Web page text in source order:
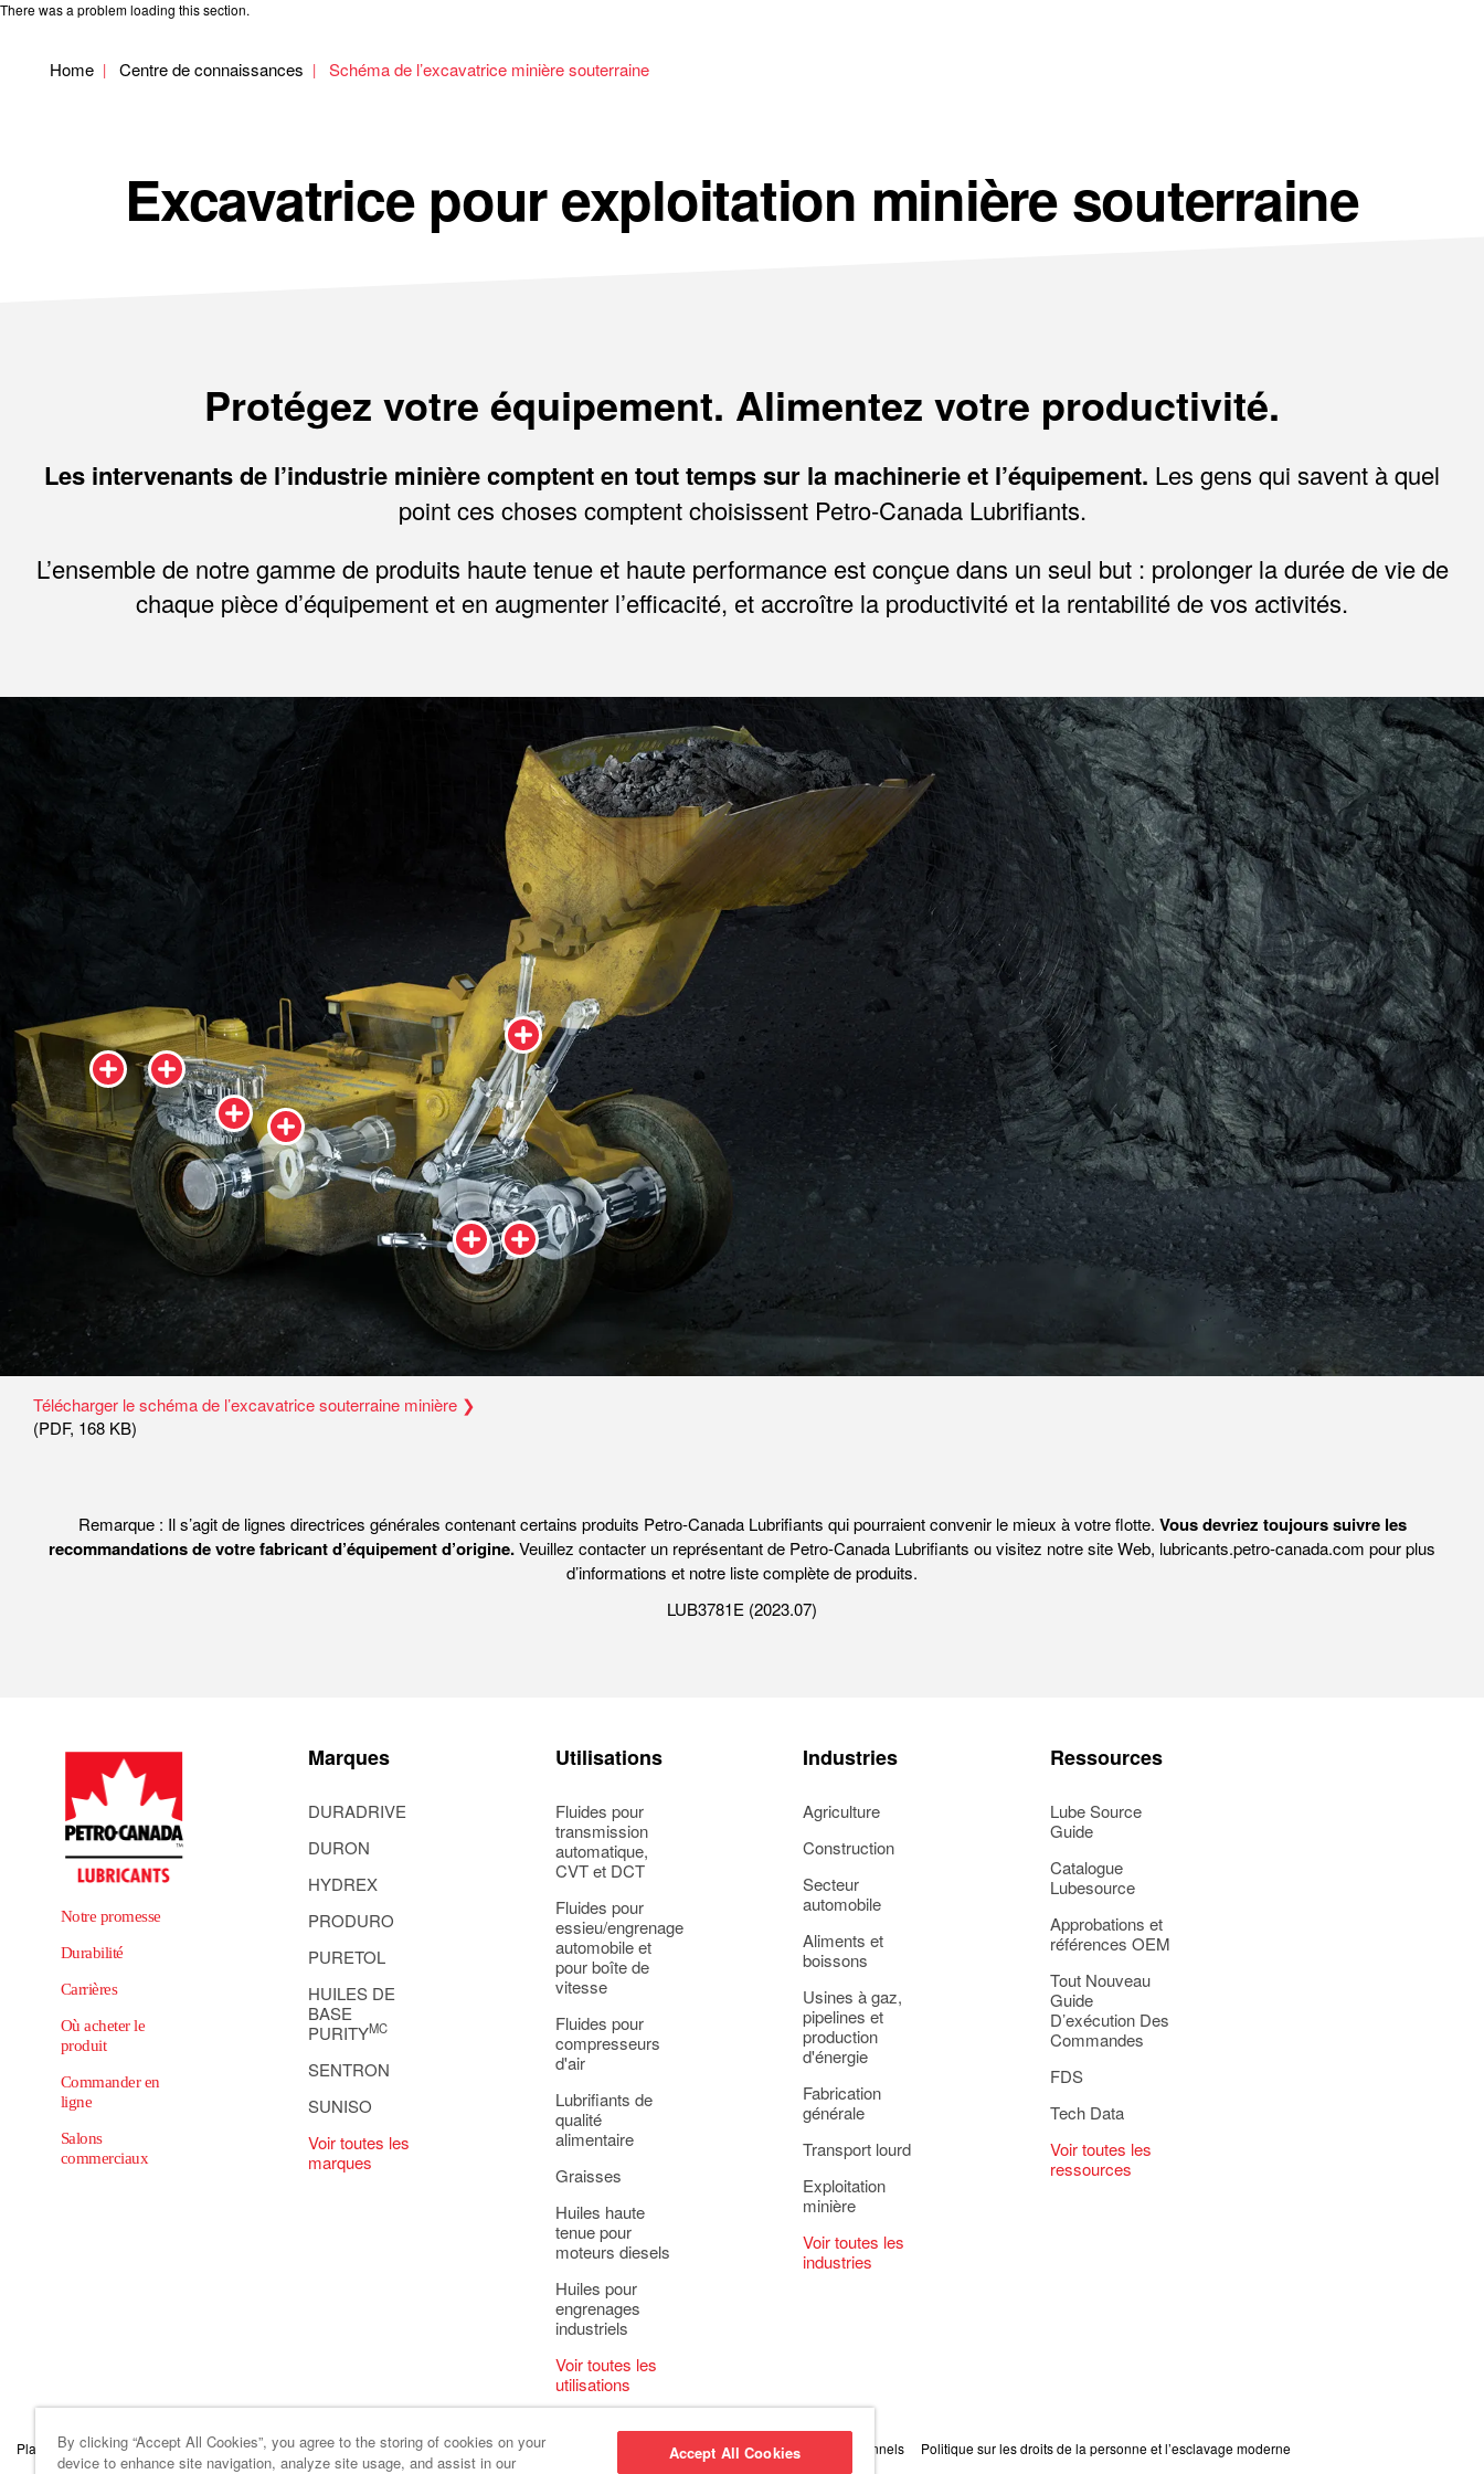
There was a problem loading this section.
Home Centre de connaissances Schéma de l’excavatrice minière souterraine
Excavatrice pour exploitation minière souterraine
Protégez votre équipement. Alimentez votre productivité.
Les intervenants de l’industrie minière comptent en tout temps sur la machinerie et l’équipement. Les gens qui savent à quel
point ces choses comptent choisissent Petro-Canada Lubrifiants.
L’ensemble de notre gamme de produits haute tenue et haute performance est conçue dans un seul but : prolonger la durée de vie de
chaque pièce d’équipement et en augmenter l’efficacité, et accroître la productivité et la rentabilité de vos activités.
Carter moteur
Système de refroidissement
Transmission
Essieu
Commandes finales et freins en bain d’huile
Réservoir de système hydraulique dédié
Roulement et châssis
Télécharger le schéma de l’excavatrice souterraine minière ❯
(PDF, 168 KB)
Remarque : Il s’agit de lignes directrices générales contenant certains produits Petro-Canada Lubrifiants qui pourraient convenir le mieux à votre flotte. Vous devriez toujours suivre les
recommandations de votre fabricant d’équipement d’origine.Veuillez contacter un représentant de Petro-Canada Lubrifiants ou visitez notre site Web, lubricants.petro-canada.com pour plus
d’informations et notre liste complète de produits.
LUB3781E (2023.07)
Notre promesse
Durabilité
Carrières
Où acheter le
produit
Commander en
ligne
Salons
commerciaux
Marques
DURADRIVE
DURON
HYDREX
PRODURO
PURETOL
HUILES DE
BASE
PURITYMC
SENTRON
SUNISO
Voir toutes les
marques
Utilisations
Fluides pour
transmission
automatique,
CVT et DCT
Fluides pour
essieu/engrenage
automobile et
pour boîte de
vitesse
Fluides pour
compresseurs
d'air
Lubrifiants de
qualité
alimentaire
Graisses
Huiles haute
tenue pour
moteurs diesels
Huiles pour
engrenages
industriels
Voir toutes les
utilisations
Industries
Agriculture
Construction
Secteur
automobile
Aliments et
boissons
Usines à gaz,
pipelines et
production
d'énergie
Fabrication
générale
Transport lourd
Exploitation
minière
Voir toutes les
industries
Ressources
Lube Source
Guide
Catalogue
Lubesource
Approbations et
références OEM
Tout Nouveau
Guide
D’exécution Des
Commandes
FDS
Tech Data
Voir toutes les
ressources
Plan du site Code de conduite des affaireset d’éthique Paramètres des témoins Principe relatif à la protection des renseignements personnels
Politique sur les droits de la personne et l’esclavage moderne
By clicking “Accept All Cookies”, you agree to the storing of cookies on your
device to enhance site navigation, analyze site usage, and assist in our
Accept All Cookies